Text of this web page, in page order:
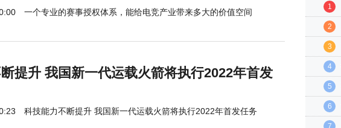
一个专业的赛事授权体系，能给电竞产业带来多大的价值空间
提升 我国新一代运载火箭将执行2022年首发
科技能力不断提升 我国新一代运载火箭将执行2022年首发任务
1
2
3
4
5
6
7